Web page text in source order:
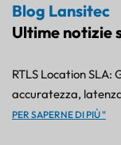
Blog Lansitec
Ultime notizie
RTLS Location SLA:
accuratezza,
PER SAPERNE DI PIÙ "